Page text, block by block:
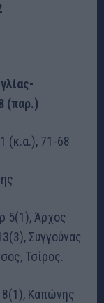
(παρ.)
(κ.α.), 71-68
5(1), Άρχος
Συγγούνας
Τσίρος.
8(1), Καπώνης